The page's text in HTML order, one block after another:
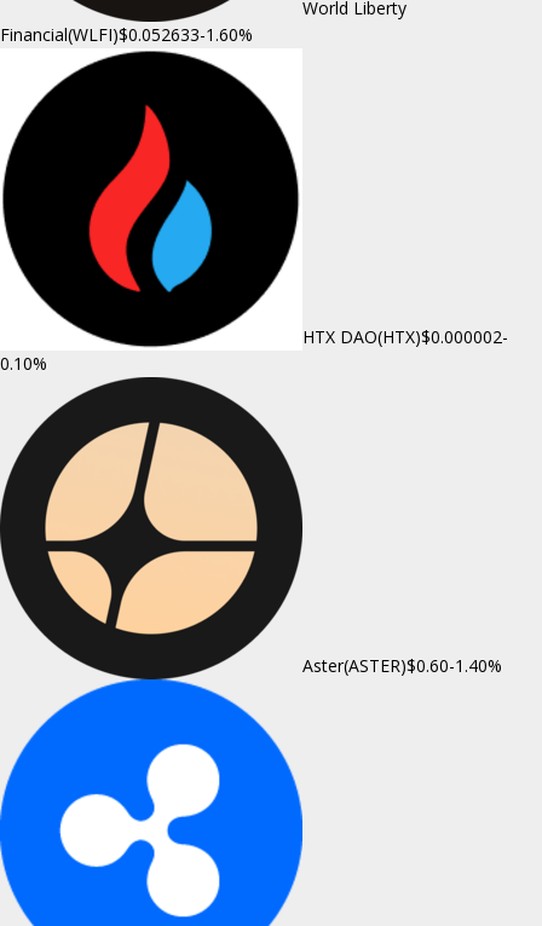
World Liberty
Financial(WLFI)$0.052633-1.60%
HTX DAO(HTX)$0.000002-
0.10%
Aster(ASTER)$0.60-1.40%